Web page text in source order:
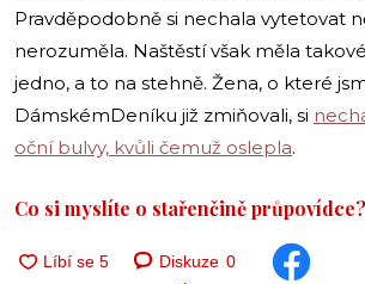
Pravděpodobně si nechala vytetovat
nerozuměla. Naštěstí však měla
jedno, a to na stehně. Žena, o které
DámskémDeníku již zmiňovali, si
oční bulvy, kvůli čemuž oslepla.
Co si myslíte o stařenčině průpovídce?
Diskuze 0